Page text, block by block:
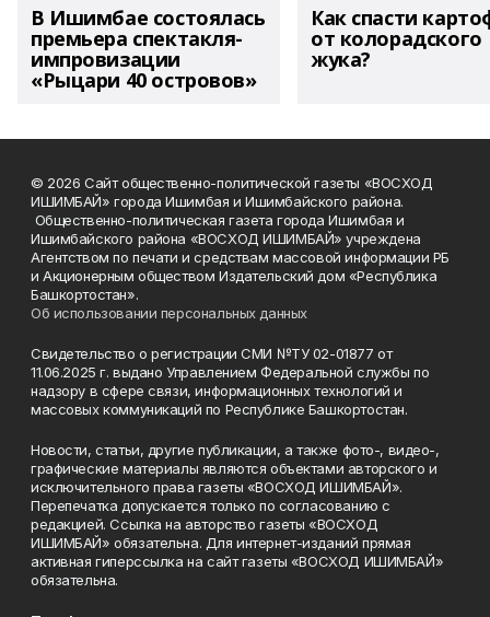
В Ишимбае состоялась
премьера спектакля-
импровизации
«Рыцари 40 островов»
Как спасти
от колорадского
жука?
© 2026 Сайт общественно-политической газеты «ВОСХОД
ИШИМБАЙ» города Ишимбая и Ишимбайского района.
Общественно-политическая газета города Ишимбая и
Ишимбайского района «ВОСХОД ИШИМБАЙ» учреждена
Агентством по печати и средствам массовой информации РБ
и Акционерным обществом Издательский дом «Республика
Башкортостан».
Об использовании персональных данных
Свидетельство о регистрации СМИ №ТУ 02-01877 от
11.06.2025 г. выдано Управлением Федеральной службы по
надзору в сфере связи, информационных технологий и
массовых коммуникаций по Республике Башкортостан.
Новости, статьи, другие публикации, а также фото-, видео-,
графические материалы являются объектами авторского и
исключительного права газеты «ВОСХОД ИШИМБАЙ».
Перепечатка допускается только по согласованию с
редакцией. Ссылка на авторство газеты «ВОСХОД
ИШИМБАЙ» обязательна. Для интернет-изданий прямая
активная гиперссылка на сайт газеты «ВОСХОД ИШИМБАЙ»
обязательна.